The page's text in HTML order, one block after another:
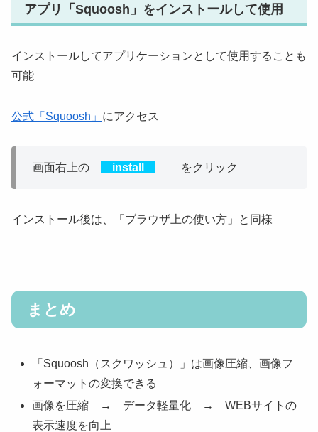
アプリ「Squoosh」をインストールして使用
インストールしてアプリケーションとして使用することも
可能
公式「Squoosh」 にアクセス
画面右上の install をクリック
インストール後は、「ブラウザ上の使い方」と同様
まとめ
「Squoosh（スクワッシュ）」は画像圧縮、画像フ
ォーマットの変換できる
画像を圧縮 → データ軽量化 → WEBサイトの
表示速度を向上